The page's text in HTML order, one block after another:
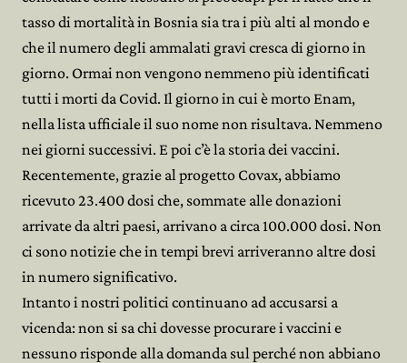
tasso di mortalità in Bosnia sia tra i più alti al mondo e
che il numero degli ammalati gravi cresca di giorno in
giorno. Ormai non vengono nemmeno più identificati
tutti i morti da Covid. Il giorno in cui è morto Enam,
nella lista ufficiale il suo nome non risultava. Nemmeno
nei giorni successivi. E poi c’è la storia dei vaccini.
Recentemente, grazie al progetto Covax, abbiamo
ricevuto 23.400 dosi che, sommate alle donazioni
arrivate da altri paesi, arrivano a circa 100.000 dosi. Non
ci sono notizie che in tempi brevi arriveranno altre dosi
in numero significativo.
Intanto i nostri politici continuano ad accusarsi a
vicenda: non si sa chi dovesse procurare i vaccini e
nessuno risponde alla domanda sul perché non abbiano